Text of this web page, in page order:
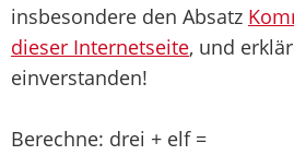
insbesondere den Absatz
dieser Internetseite, und
einverstanden!
Berechne: drei + elf =